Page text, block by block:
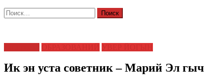
Найти:
Ик эн уста советник – Марий Эл гыч